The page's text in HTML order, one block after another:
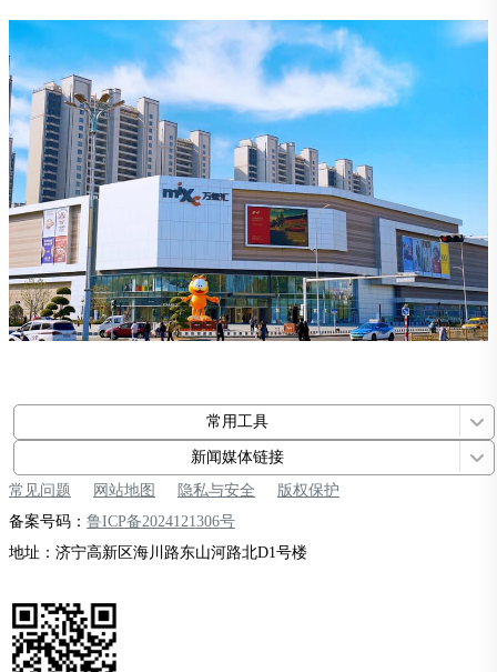
常用工具
新闻媒体链接
常见问题
网站地图 隐私与安全
版权保护
备案号码： 鲁ICP备2024121306号
地址：济宁高新区海川路东山河路北D1号楼